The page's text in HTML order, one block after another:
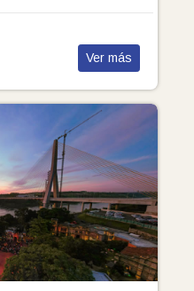
Ver más